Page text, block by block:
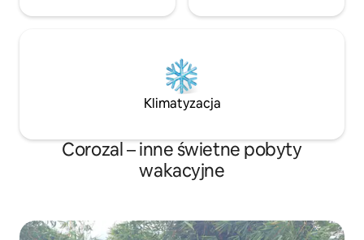
Klimatyzacja
Corozal – inne świetne pobyty
wakacyjne